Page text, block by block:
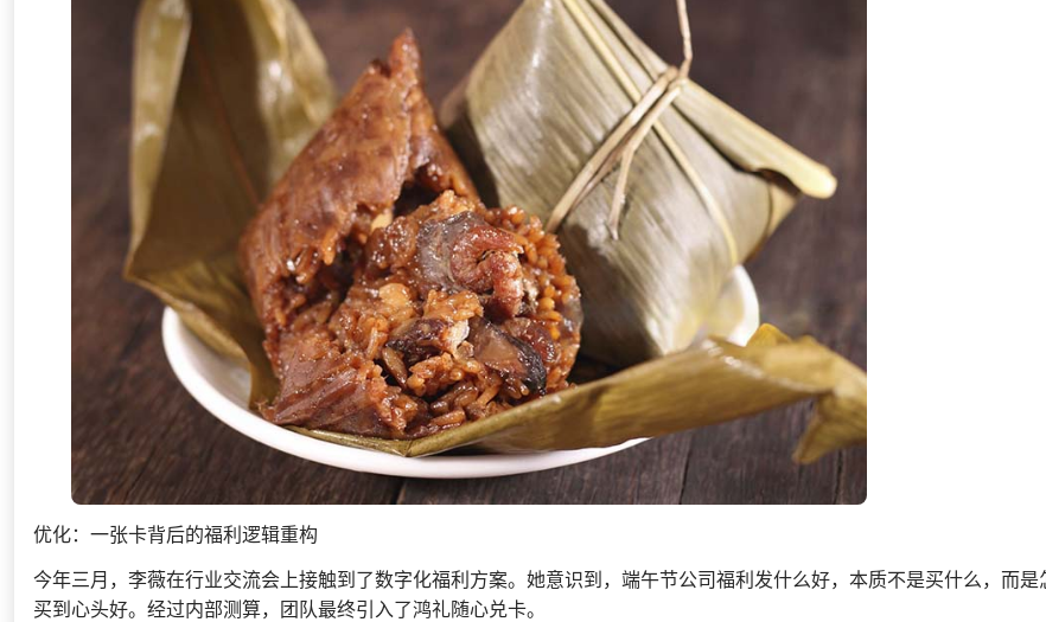
优化：一张卡背后的福利逻辑重构
今年三月，李薇在行业交流会上接触到了数字化福利方案。她意识到，端午节公司福利发什么好，本质不是买什么，而是
买到心头好。经过内部测算，团队最终引入了鸿礼随心兑卡。